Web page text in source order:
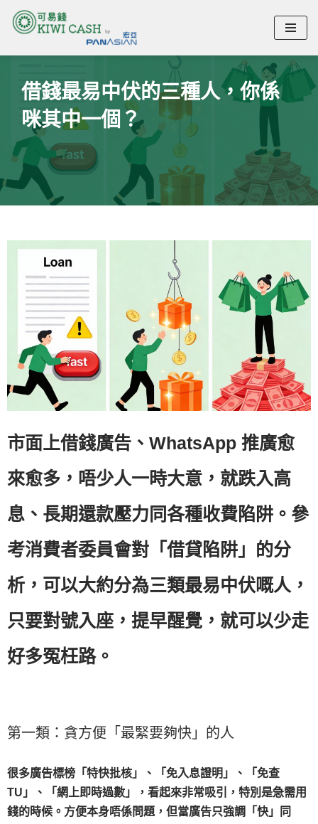
content
借錢最易中伏的三種人，你係
咪其中一個？
市面上借錢廣告、WhatsApp 推廣愈
來愈多，唔少人一時大意，就跌入高
息、長期還款壓力同各種收費陷阱。參
考消費者委員會對「借貸陷阱」的分
析，可以大約分為三類最易中伏嘅人，
只要對號入座，提早醒覺，就可以少走
好多冤枉路。
第一類：貪方便「最緊要夠快」的人
很多廣告標榜「特快批核」、「免入息證明」、「免查
TU」、「網上即時過數」，看起來非常吸引，特別是急需用
錢的時候。方便本身唔係問題，但當廣告只強調「快」同